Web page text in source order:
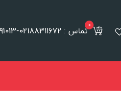
تماس : 02188311672-021884910130